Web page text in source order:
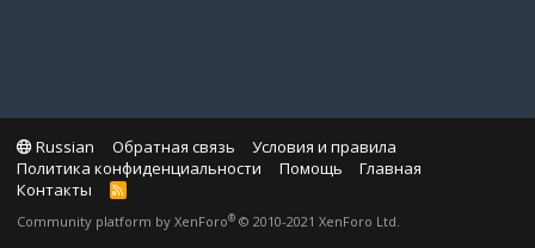
Russian Обратная связь
Условия и правила
Политика конфиденциальности
Помощь
Главная
Контакты
R
S
Community platform by XenForo® © 2010-2021 XenForo Ltd.